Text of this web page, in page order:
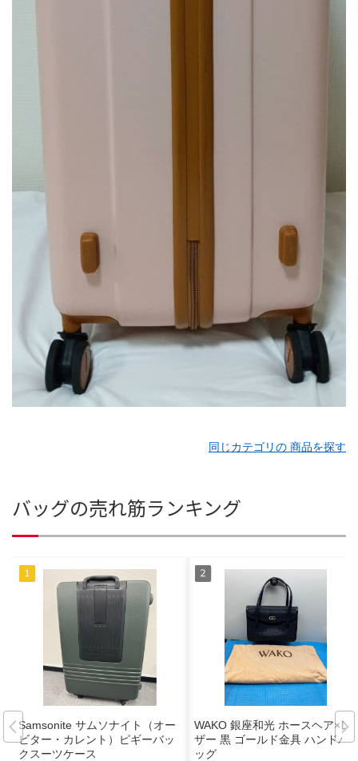
同じカテゴリの 商品を探す
バッグの売れ筋ランキング
Samsonite サムソナイト（オー
ビター・カレント）ピギーバッ
クスーツケース
WAKO 銀座和光 ホースヘア×レ
ザー 黒 ゴールド金具 ハンドバ
ッグ